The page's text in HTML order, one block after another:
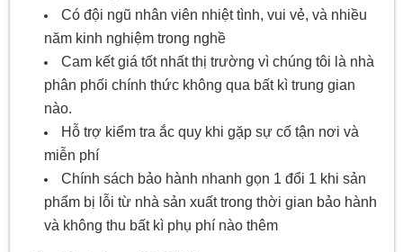
Có đội ngũ nhân viên nhiệt tình, vui vẻ, và nhiều
năm kinh nghiệm trong nghề
Cam kết giá tốt nhất thị trường vì chúng tôi là nhà
phân phối chính thức không qua bất kì trung gian
nào.
Hỗ trợ kiểm tra ắc quy khi gặp sự cố tận nơi và
miễn phí
Chính sách bảo hành nhanh gọn 1 đổi 1 khi sản
phẩm bị lỗi từ nhà sản xuất trong thời gian bảo hành
và không thu bất kì phụ phí nào thêm